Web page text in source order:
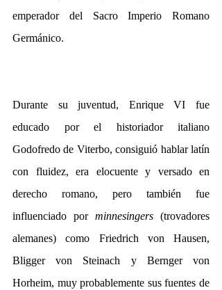
emperador del Sacro Imperio Romano
Germánico.
Durante su juventud, Enrique VI fue
educado por el historiador italiano
Godofredo de Viterbo, consiguió hablar latín
con fluidez, era elocuente y versado en
derecho romano, pero también fue
influenciado por minnesingers (trovadores
alemanes) como Friedrich von Hausen,
Bligger von Steinach y Bernger von
Horheim, muy probablemente sus fuentes de